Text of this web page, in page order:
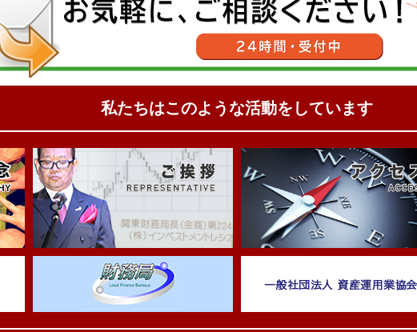
私たちはこのような活動をしています